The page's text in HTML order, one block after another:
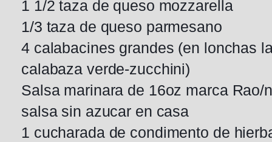
1 1/2 taza de queso mozzarella
1/3 taza de queso parmesano
4 calabacines grandes (en lonchas
calabaza verde-zucchini)
Salsa marinara de 16oz marca
salsa sin azucar en casa
1 cucharada de condimento de